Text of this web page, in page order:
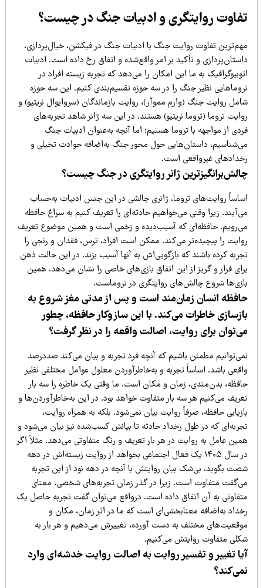
روایتگری و ادبیات جنگ در چیست؟
تفاوت روایت جنگ با ادبیات جنگ در فیکشن، خیال‌پردازی،
و تأکید بر امر واقع‌شده و اتفاق رخ داده است. ادبیات
به ما این امکان را می‌دهد که تجربه زیسته افراد در
نظیر جنگ را در سه حوزه تقسیم‌بندی کنیم. این سه حوزه
روایت جنگ (وارم مموآر)، روایت بازماندگان (سروایوال نریتیو) و
تروما (تروما نریتیو) هستند. در این سه ژانر شاهد تجربه‌های
از مواجهه با تروما هستیم؛ اما آنچه به‌عنوان ادبیات جنگ
داستان‌هایی حول محور جنگ به‌اضافه حوادث تخیلی و
غیرواقعی است.
ژانر روایتگری در جنگ چیست؟
روایت‌های تروما، ژانری چالشی در این جنس ادبیات به‌حساب
زیرا وقتی می‌خواهیم حادثه‌ای را تعریف کنیم به سراغ حافظه
حافظه‌ای که آسیب‌دیده و زخمی است و همین موضوع تعریف
را پیچیده‌تر می‌کند. ممکن است افراد، ترس، فقدان و رنجی را
کرده باشند که بازگویی‌اش به آنها آسیب بزند. در این حالت ذهن
فرار و گریز از این اتفاق بازی‌های خاصی را نشان می‌دهد. همین
شروع چالش‌های روایتگری در تروماست.
انسان زمان‌مند است و پس از مدتی مغز شروع به
خاطرات می‌کند. با این سازوکار حافظه، چطور
برای روایت، اصالت واقعه را در نظر گرفت؟
مطمئن باشیم که آنچه فرد تجربه و بیان می‌کند صددرصد
باشد. اساساً تجربه و به‌خاطرآوردن معلول عوامل مختلفی نظیر
بدن‌مندی، زمان و مکان است. ما وقتی یک خاطره را سه بار
می‌کنیم هر سه بار متفاوت خواهد بود. در این به‌خاطرآوردن‌ها و
حافظه، صرفاً روایت بیان نمی‌شود. بلکه به همراه روایت،
که در طول رخداد حادثه تا بیانش کسب‌شده نیز بیان می‌شود و
عامل به روایت در هر بار تعریف و رنگ متفاوتی می‌دهد. مثلاً اگر
در سال ۱۴۰۵ یک فعال اجتماعی بخواهد از روایت زیسته‌اش در دهه
بگوید، بی‌شک بیان روایتش با آنچه در دهه نود از این تجربه
متفاوت است. زیرا در گذر زمان تجربه‌های شخصی، معنای
به آن اتفاق داده است. درواقع می‌توان گفت تجربه حاصل یک
به‌اضافه معنابخشی‌ای است که ما در اثر زمان، مکان و
مختلف به دست آورده، تغییرش می‌دهیم و هر بار به
متفاوت روایتش می‌کنیم.
تغییر و تفسیر روایت به اصالت روایت خدشه‌ای وارد